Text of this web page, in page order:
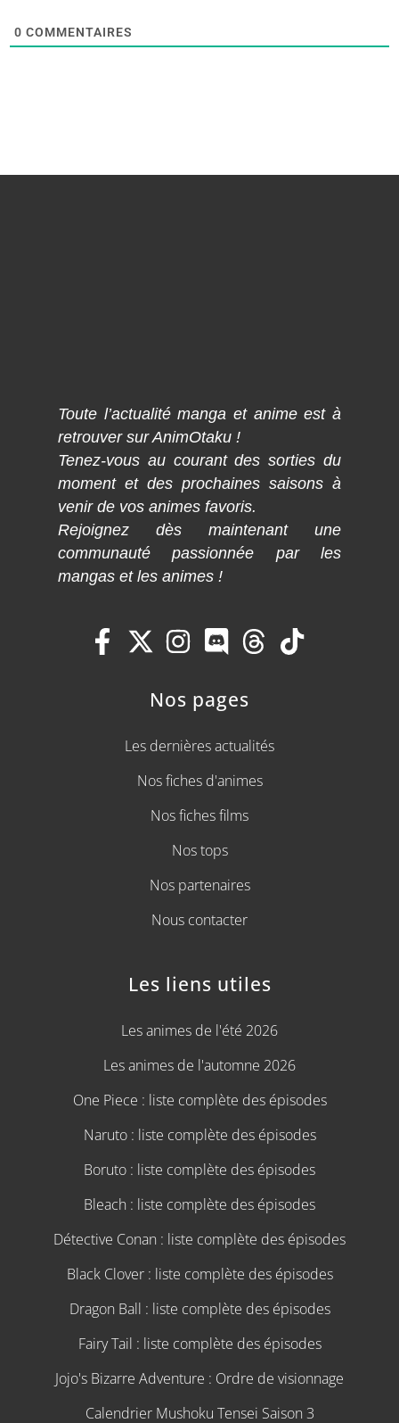
0 COMMENTAIRES
Toute l’actualité manga et anime est à
retrouver sur AnimOtaku !
Tenez-vous au courant des sorties du
moment et des prochaines saisons à
venir de vos animes favoris.
Rejoignez dès maintenant une
communauté passionnée par les
mangas et les animes !
Nos pages
Les dernières actualités
Nos fiches d'animes
Nos fiches films
Nos tops
Nos partenaires
Nous contacter
Les liens utiles
Les animes de l'été 2026
Les animes de l'automne 2026
One Piece : liste complète des épisodes
Naruto : liste complète des épisodes
Boruto : liste complète des épisodes
Bleach : liste complète des épisodes
Détective Conan : liste complète des épisodes
Black Clover : liste complète des épisodes
Dragon Ball : liste complète des épisodes
Fairy Tail : liste complète des épisodes
Jojo's Bizarre Adventure : Ordre de visionnage
Calendrier Mushoku Tensei Saison 3